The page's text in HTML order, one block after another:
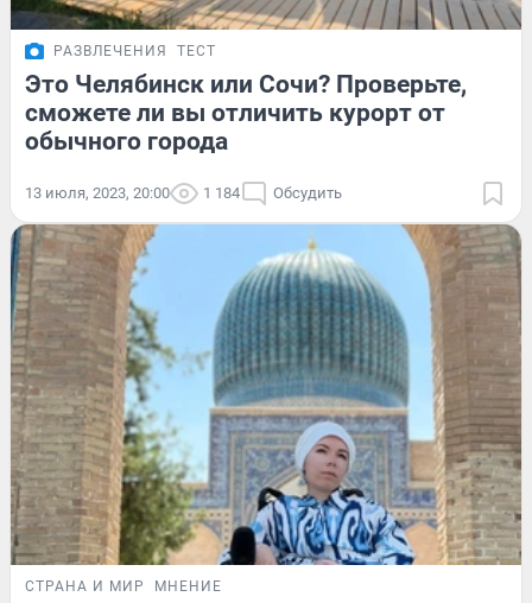
РАЗВЛЕЧЕНИЯ ТЕСТ
Это Челябинск или Сочи? Проверьте,
сможете ли вы отличить курорт от
обычного города
13 июля, 2023, 20:00 1 184 Обсудить
СТРАНА И МИР МНЕНИЕ